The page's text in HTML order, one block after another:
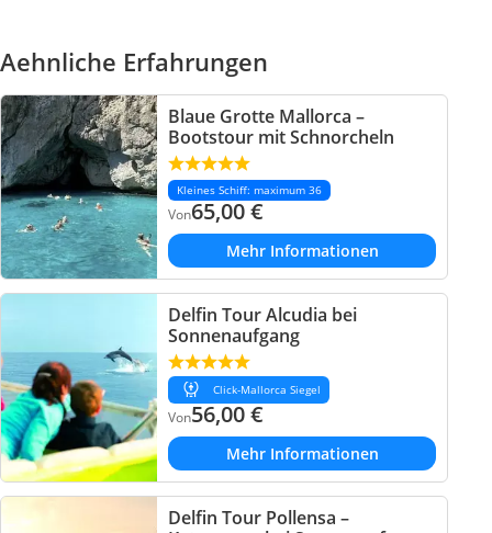
Aehnliche Erfahrungen
Blaue Grotte Mallorca –
Bootstour mit Schnorcheln
Kleines Schiff: maximum 36
Von65,00€
Mehr Informationen
Delfin Tour Alcudia bei
Sonnenaufgang
Click-Mallorca Siegel
Von56,00€
Mehr Informationen
Delfin Tour Pollensa –